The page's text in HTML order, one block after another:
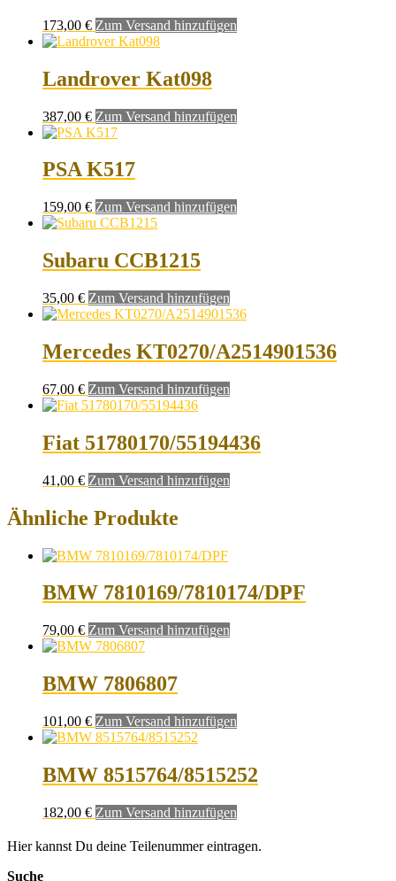
173,00 € Zum Versand hinzufügen
Landrover Kat098
387,00 € Zum Versand hinzufügen
PSA K517
159,00 € Zum Versand hinzufügen
Subaru CCB1215
35,00 € Zum Versand hinzufügen
Mercedes KT0270/A2514901536
67,00 € Zum Versand hinzufügen
Fiat 51780170/55194436
41,00 € Zum Versand hinzufügen
Ähnliche Produkte
BMW 7810169/7810174/DPF
79,00 € Zum Versand hinzufügen
BMW 7806807
101,00 € Zum Versand hinzufügen
BMW 8515764/8515252
182,00 € Zum Versand hinzufügen
Hier kannst Du deine Teilenummer eintragen.
Suche